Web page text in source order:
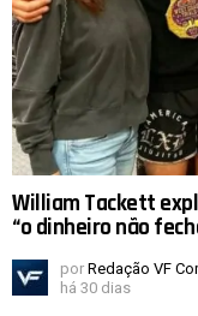
William Tackett
“o dinheiro não
por Redação VF
há 30 dias